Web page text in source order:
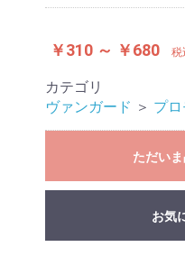
￥310 ～ ￥680 税
カテゴリ
ヴァンガード ＞ プ
ただいま
お気